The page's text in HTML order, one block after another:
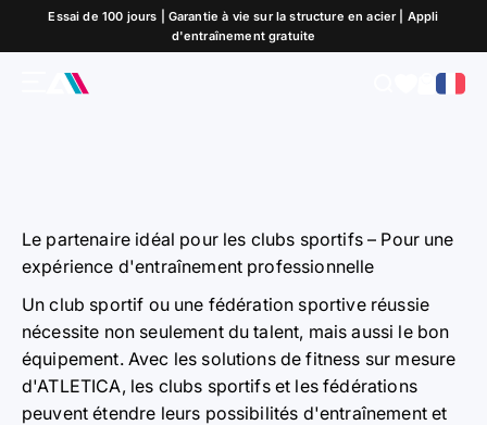
Passer au contenu
Essai de 100 jours | Garantie à vie sur la structure en acier | Appli
d'entraînement gratuite
ATLETICA RecherchePanier
Solutions de fitness pour les clubs sportifs et les
fédérations
Des salles d'entraînement qui renforcent vos athlètes
Le partenaire idéal pour les clubs sportifs – Pour une
expérience d'entraînement professionnelle
Un club sportif ou une fédération sportive réussie
nécessite non seulement du talent, mais aussi le bon
équipement. Avec les solutions de fitness sur mesure
d'ATLETICA, les clubs sportifs et les fédérations
peuvent étendre leurs possibilités d'entraînement et